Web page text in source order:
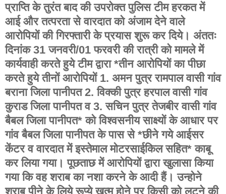
प्राप्ति के तुरंत बाद की उपरोक्त पुलिस टीम हरकत में
आई और तत्परता से वारदात को अंजाम देने वाले
आरोपियों की गिरफ्तारी के प्रयास शुरू कर दिये। अंततः
दिनांक 31 जनवरी/01 फरवरी की रात्री को मामले में
कार्यवाही करते हुये टीम द्वारा *तीन आरोपियों का पीछा
करते हुये तीनों आरोपियों 1. अमन पुत्र रामपाल वासी गांव
बराना जिला पानीपत 2. विक्की पुत्र हरपाल वासी गांव
कुराड जिला पानीपत व 3. सचिन पुत्र तेजबीर वासी गांव
बैबल जिला पानीपत* को विश्वसनीय साक्ष्यों के आधार पर
गांव बैबल जिला पानीपत के पास से *छीने गये आईसर
केंटर व वारदात में इस्तेमाल मोटरसाईकिल सहित* काबू
कर लिया गया। पूछताछ में आरोपियों द्वारा खुलासा किया
गया कि वह शराब का नशा करने के आदी हैं। उन्होने
शराब पीने के लिये रूप्ये खत्म होने पर किसी को लूटने की